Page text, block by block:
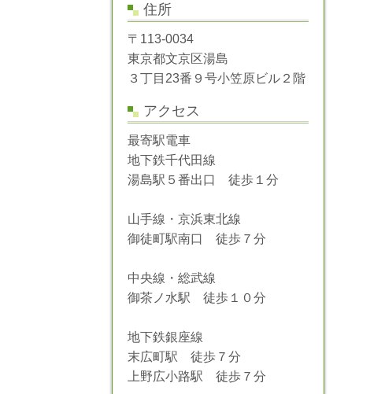
住所
〒113-0034
東京都文京区湯島
３丁目23番９号小笠原ビル２階
アクセス
最寄駅電車
地下鉄千代田線
湯島駅５番出口 徒歩１分
山手線・京浜東北線
御徒町駅南口 徒歩７分
中央線・総武線
御茶ノ水駅 徒歩１０分
地下鉄銀座線
末広町駅 徒歩７分
上野広小路駅 徒歩７分